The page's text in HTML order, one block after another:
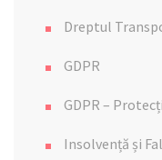
Dreptul
GDPR
GDPR –
Insolvență și